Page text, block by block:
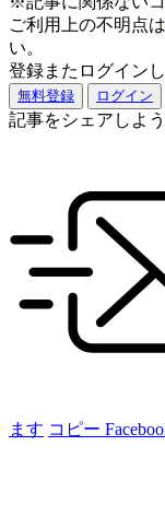
ご利用上の不明点は
い。
登録またログイン
無料登録 ログイン
記事をシェアしよう
ます コピー